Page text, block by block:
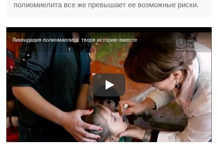
полиомиелита все же превышает ее возможные риски.
Ликвидация полиомиелита: творя историю вместе